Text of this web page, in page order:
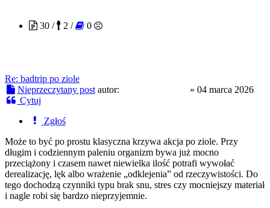
30 /
2 / 0
Re: badtrip po ziole
Nieprzeczytany post autor: » 04 marca 2026
Cytuj
Zgłoś
Może to być po prostu klasyczna krzywa akcja po ziole. Przy
długim i codziennym paleniu organizm bywa już mocno
przeciążony i czasem nawet niewielka ilość potrafi wywołać
derealizację, lęk albo wrażenie „odklejenia” od rzeczywistości. Do
tego dochodzą czynniki typu brak snu, stres czy mocniejszy materiał
i nagle robi się bardzo nieprzyjemnie.